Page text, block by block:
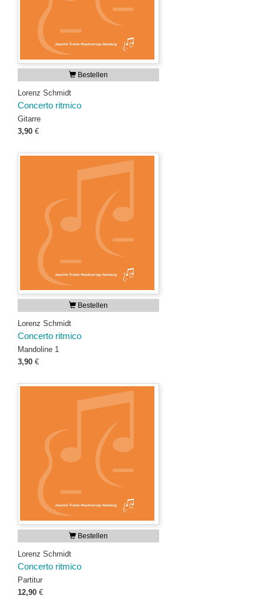
Bestellen
Lorenz Schmidt
Concerto ritmico
Gitarre
3,90 €
Bestellen
Lorenz Schmidt
Concerto ritmico
Mandoline 1
3,90 €
Bestellen
Lorenz Schmidt
Concerto ritmico
Partitur
12,90 €